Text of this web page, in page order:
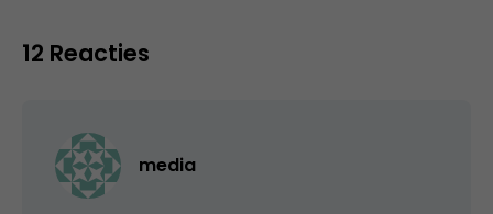
12 Reacties
media